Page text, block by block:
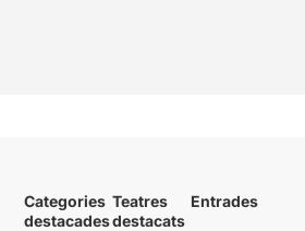
Categories
destacades
Teatres
destacats
Entrades